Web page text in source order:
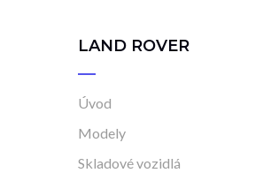
LAND ROVER
Úvod
Modely
Skladové vozidlá